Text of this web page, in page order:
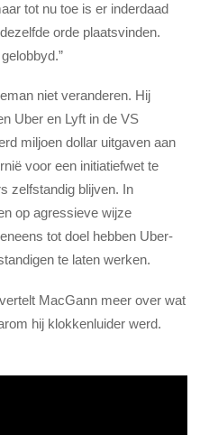
tot nu toe is er inderdaad
orde plaatsvinden.
niet veranderen. Hij
Uber en Lyft in de VS
miljoen dollar uitgaven aan
voor een initiatiefwet te
zelfstandig blijven. In
op agressieve wijze
tot doel hebben Uber-
te laten werken.
MacGann meer over wat
hij klokkenluider werd.